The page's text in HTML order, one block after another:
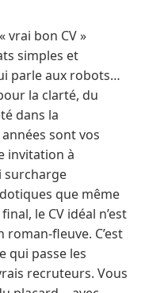
vrai bon CV »
simples et
parle aux robots…
la clarté, du
dans la
sont vos
invitation à
surcharge
que même
le CV idéal n’est
fleuve. C’est
qui passe les
recruteurs. Vous